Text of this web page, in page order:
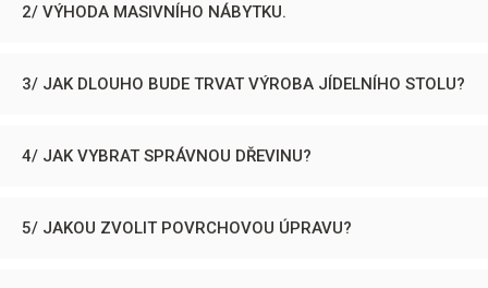
2/ VÝHODA MASIVNÍHO NÁBYTKU.
3/ JAK DLOUHO BUDE TRVAT VÝROBA JÍDELNÍHO STOLU?
4/ JAK VYBRAT SPRÁVNOU DŘEVINU?
5/ JAKOU ZVOLIT POVRCHOVOU ÚPRAVU?